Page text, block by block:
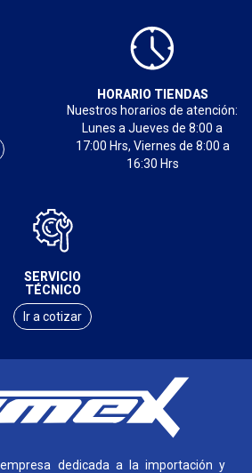
HORARIO TIENDAS
Nuestros horarios de atención:
Lunes a Jueves de 8:00 a
17:00 Hrs, Viernes de 8:00 a
16:30 Hrs
SERVICIO
TÉCNICO
Ir a cotizar
dedicada a la importación y